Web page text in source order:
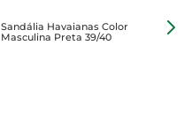
Sandália Havaianas Color
Masculina Preta 39/40